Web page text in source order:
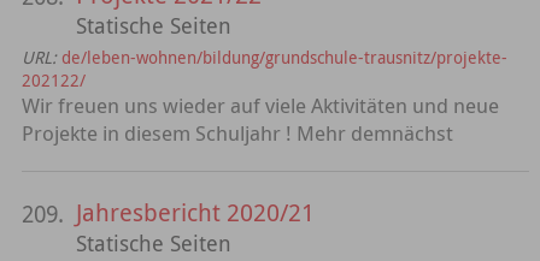
Statische Seiten
URL: de/leben-wohnen/bildung/grundschule-trausnitz/projekte-
202122/
Wir freuen uns wieder auf viele Aktivitäten und neue
Projekte in diesem Schuljahr ! Mehr demnächst
209. Jahresbericht 2020/21
Statische Seiten